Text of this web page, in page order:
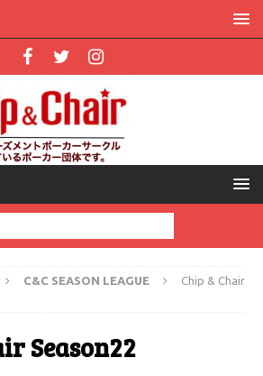
C&C SEASON LEAGUE
Chip & Chair
Season22